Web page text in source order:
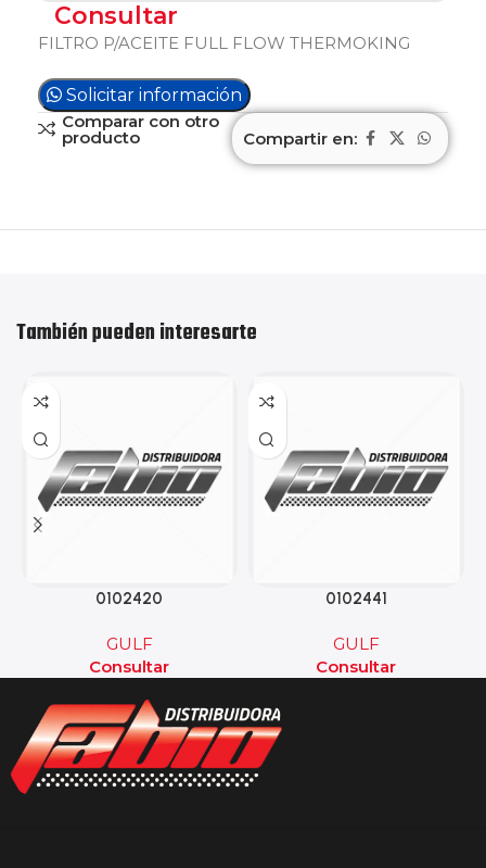
Consultar
FILTRO P/ACEITE FULL FLOW THERMOKING
Solicitar información
Comparar con otro
producto Compartir en:
También pueden interesarte
0102420
GULF
Consultar
0102441
GULF
Consultar